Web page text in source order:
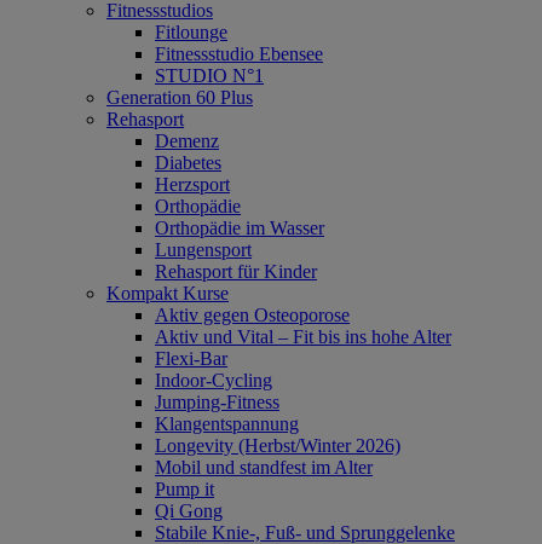
Fitnessstudios
Fitlounge
Fitnessstudio Ebensee
STUDIO N°1
Generation 60 Plus
Rehasport
Demenz
Diabetes
Herzsport
Orthopädie
Orthopädie im Wasser
Lungensport
Rehasport für Kinder
Kompakt Kurse
Aktiv gegen Osteoporose
Aktiv und Vital – Fit bis ins hohe Alter
Flexi-Bar
Indoor-Cycling
Jumping-Fitness
Klangentspannung
Longevity (Herbst/Winter 2026)
Mobil und standfest im Alter
Pump it
Qi Gong
Stabile Knie-, Fuß- und Sprunggelenke